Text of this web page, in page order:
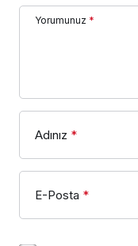
Yorumunuz *
Adınız *
E-Posta *